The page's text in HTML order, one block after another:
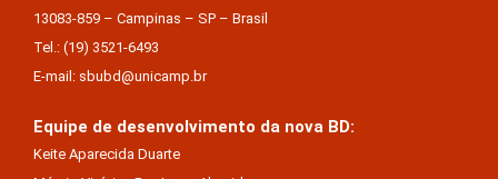
13083-859 – Campinas – SP – Brasil
Tel.: (19) 3521-6493
E-mail: sbubd@unicamp.br
Equipe de desenvolvimento da nova BD:
Keite Aparecida Duarte